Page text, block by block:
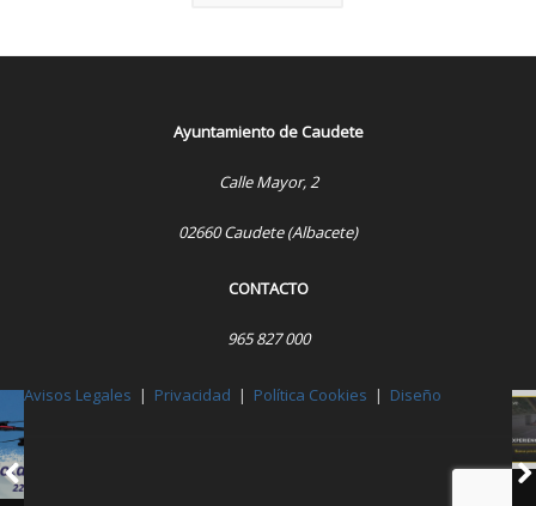
Ayuntamiento de Caudete
Calle Mayor, 2
02660 Caudete (Albacete)
CONTACTO
965 827 000
Avisos Legales | Privacidad | Política Cookies | Diseño